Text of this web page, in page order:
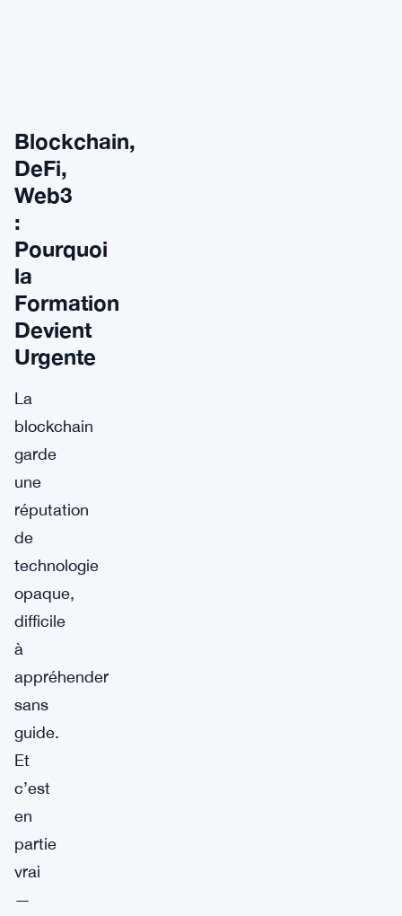
Blockchain,
DeFi,
Web3
:
Pourquoi
la
Formation
Devient
Urgente
La
blockchain
garde
une
réputation
de
technologie
opaque,
difficile
à
appréhender
sans
guide.
Et
c’est
en
partie
vrai
—